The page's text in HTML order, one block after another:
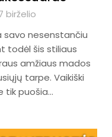
birželio
savo nesenstančiu
todėl šis stiliaus
amžiaus mados
tarpe. Vaikiški
tik puošia…